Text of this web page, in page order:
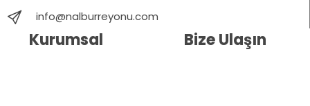
info@nalburreyonu.com
Kurumsal Bize Ulaşın